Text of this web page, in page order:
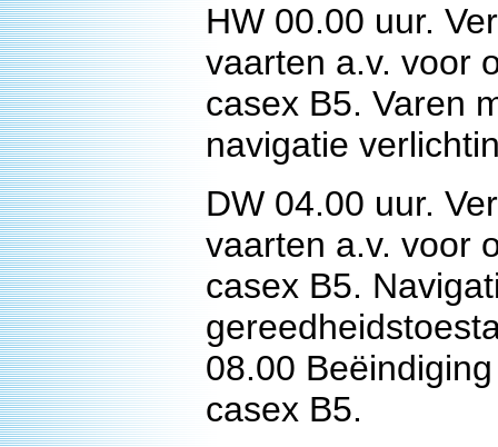
HW 00.00 uur.
vaarten a.v. voor
casex B5. Varen
navigatie
DW 04.00 uur.
vaarten a.v. voor
casex B5.
08.00
casex B5.